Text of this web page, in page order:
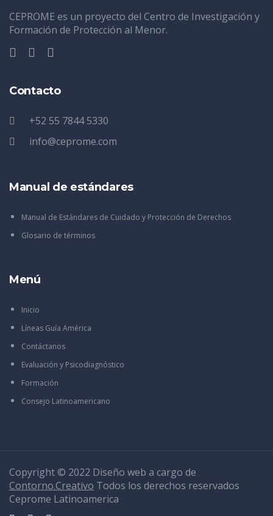
CEPROME es un proyecto del Centro de Investigación y
Formación de Protección al Menor.
Contacto
+52 55 7844 5330
info@ceprome.com
Manual de estándares
Manual de Estándares de Cuidado y Protección de Derechos
Glosario de términos
Menú
Inicio
Líneas Guía América
Contáctanos
Evaluación y Psicodiagnóstico
Formación
Consejo Latinoamericano
Copyright © 2022 Diseño web a cargo de
Contorno.Creativo Todos los derechos reservados
Ceprome Latinoamerica